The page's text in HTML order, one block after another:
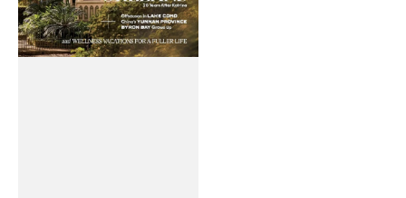
2025